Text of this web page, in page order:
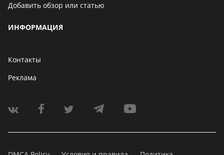
Добавить обзор или статью
ИНФОРМАЦИЯ
Контакты
Реклама